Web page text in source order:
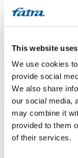
This website
We use cookies
provide social
We also share
our social media,
may combine it
provided to them
of their services.
Parozábrana a
VŠECHNY
Menu
Domů/
Poradna
Izolace terasy